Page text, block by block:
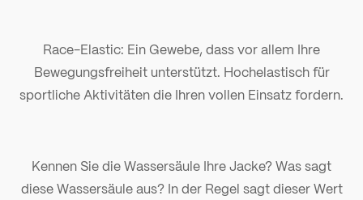
Race-Elastic: Ein Gewebe, dass vor allem Ihre
Bewegungsfreiheit unterstützt. Hochelastisch für
sportliche Aktivitäten die Ihren vollen Einsatz fordern.
Kennen Sie die Wassersäule Ihre Jacke? Was sagt
diese Wassersäule aus? In der Regel sagt dieser Wert